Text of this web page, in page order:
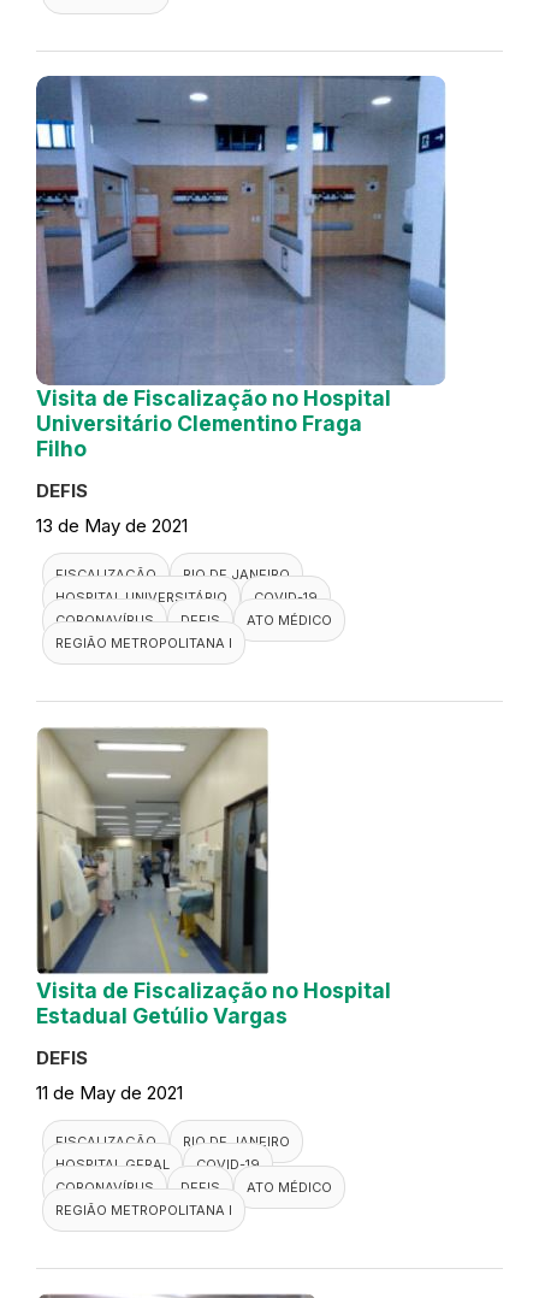
Visita de Fiscalização no Hospital
Universitário Clementino Fraga
Filho
DEFIS
13 de May de 2021
FISCALIZAÇÃO
RIO DE JANEIRO
HOSPITAL UNIVERSITÁRIO
COVID-19
CORONAVÍRUS
DEFIS
ATO MÉDICO
REGIÃO METROPOLITANA I
Visita de Fiscalização no Hospital
Estadual Getúlio Vargas
DEFIS
11 de May de 2021
FISCALIZAÇÃO
RIO DE JANEIRO
HOSPITAL GERAL
COVID-19
CORONAVÍRUS
DEFIS
ATO MÉDICO
REGIÃO METROPOLITANA I